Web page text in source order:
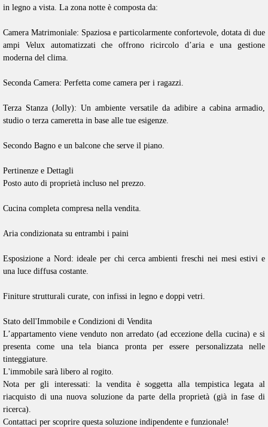
in legno a vista. La zona notte è composta da:
Camera Matrimoniale: Spaziosa e particolarmente confortevole, dotata di due
ampi Velux automatizzati che offrono ricircolo d’aria e una gestione
moderna del clima.
Seconda Camera: Perfetta come camera per i ragazzi.
Terza Stanza (Jolly): Un ambiente versatile da adibire a cabina armadio,
studio o terza cameretta in base alle tue esigenze.
Secondo Bagno e un balcone che serve il piano.
Pertinenze e Dettagli
Posto auto di proprietà incluso nel prezzo.
Cucina completa compresa nella vendita.
Aria condizionata su entrambi i paini
Esposizione a Nord: ideale per chi cerca ambienti freschi nei mesi estivi e
una luce diffusa costante.
Finiture strutturali curate, con infissi in legno e doppi vetri.
Stato dell'Immobile e Condizioni di Vendita
L’appartamento viene venduto non arredato (ad eccezione della cucina) e si
presenta come una tela bianca pronta per essere personalizzata nelle
tinteggiature.
L'immobile sarà libero al rogito.
Nota per gli interessati: la vendita è soggetta alla tempistica legata al
riacquisto di una nuova soluzione da parte della proprietà (già in fase di
ricerca).
Contattaci per scoprire questa soluzione indipendente e funzionale!